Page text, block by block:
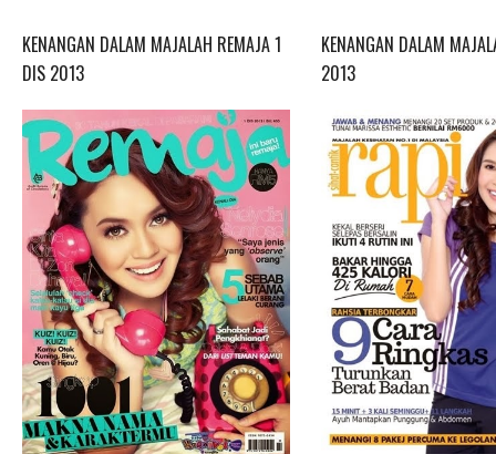
KENANGAN DALAM MAJALAH REMAJA 1
DIS 2013
KENANGAN DALAM
2013